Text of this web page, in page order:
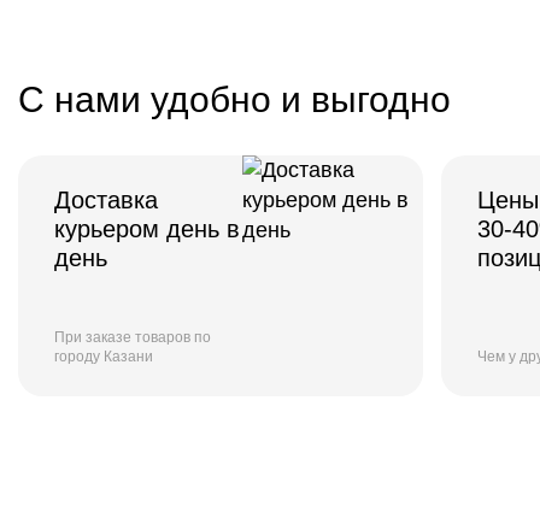
С нами удобно и выгодно
Доставка
курьером день в
день
При заказе товаров по
городу Казани
30-
Чем у